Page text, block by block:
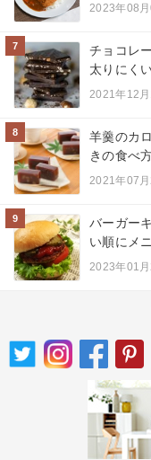
2023年08
7
チョコレ
太りにく
2021年12
8
羊羹のカ
きの食べ
2021年07
9
バーガー
い順にメ
2023年01